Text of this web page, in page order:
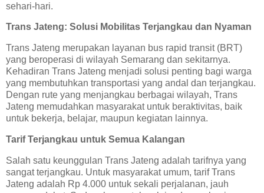
sehari-hari.
Trans Jateng: Solusi Mobilitas Terjangkau dan Nyaman
Trans Jateng merupakan layanan bus rapid transit (BRT)
yang beroperasi di wilayah Semarang dan sekitarnya.
Kehadiran Trans Jateng menjadi solusi penting bagi warga
yang membutuhkan transportasi yang andal dan terjangkau.
Dengan rute yang menjangkau berbagai wilayah, Trans
Jateng memudahkan masyarakat untuk beraktivitas, baik
untuk bekerja, belajar, maupun kegiatan lainnya.
Tarif Terjangkau untuk Semua Kalangan
Salah satu keunggulan Trans Jateng adalah tarifnya yang
sangat terjangkau. Untuk masyarakat umum, tarif Trans
Jateng adalah Rp 4.000 untuk sekali perjalanan, jauh